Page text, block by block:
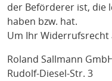
der Beförderer ist, die
haben bzw. hat.
Um Ihr Widerrufsrecht
Roland Sallmann
Rudolf-Diesel-Str. 3